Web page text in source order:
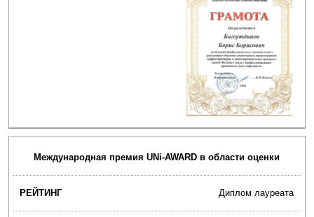
Международная премия UNi-AWARD в области оценки
Диплом лауреата